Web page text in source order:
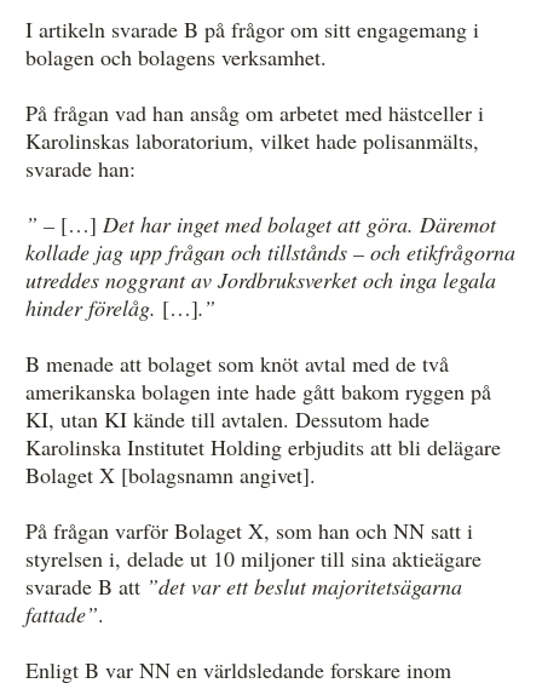
I artikeln svarade B på frågor om sitt engagemang i
bolagen och bolagens verksamhet.
På frågan vad han ansåg om arbetet med hästceller i
Karolinskas laboratorium, vilket hade polisanmälts,
svarade han:
” – […] Det har inget med bolaget att göra. Däremot
kollade jag upp frågan och tillstånds – och etikfrågorna
utreddes noggrant av Jordbruksverket och inga legala
hinder förelåg. […].”
B menade att bolaget som knöt avtal med de två
amerikanska bolagen inte hade gått bakom ryggen på
KI, utan KI kände till avtalen. Dessutom hade
Karolinska Institutet Holding erbjudits att bli delägare
Bolaget X [bolagsnamn angivet].
På frågan varför Bolaget X, som han och NN satt i
styrelsen i, delade ut 10 miljoner till sina aktieägare
svarade B att ”det var ett beslut majoritetsägarna
fattade”.
Enligt B var NN en världsledande forskare inom